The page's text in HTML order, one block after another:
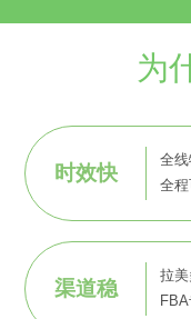
为
时效快
全
全
渠道稳
拉